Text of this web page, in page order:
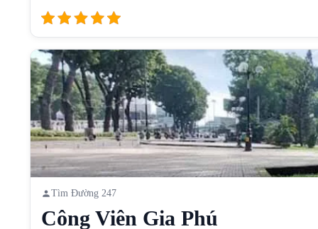
Tìm Đường 247
Công Viên Gia Phú